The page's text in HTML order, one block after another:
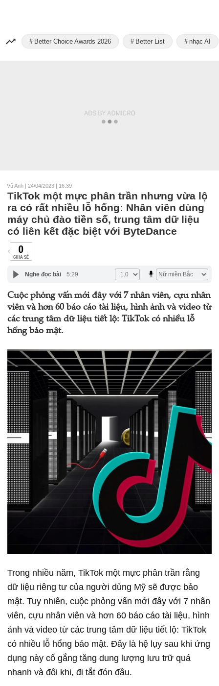
Better Choice Awards 2026 Better List nhạc AI
Vũ Anh | 24/04/2023 | 16:39
TikTok một mực phân trần nhưng vừa lộ
ra có rất nhiều lỗ hổng: Nhân viên dùng
máy chủ đào tiền số, trung tâm dữ liệu
có liên kết đặc biệt với ByteDance
0
CHIA SẺ
Nghe đọc bài 5:29
Cuộc phỏng vấn mới đây với 7 nhân viên, cựu nhân
viên và hơn 60 báo cáo tài liệu, hình ảnh và video từ
các trung tâm dữ liệu tiết lộ: TikTok có nhiều lỗ
hổng bảo mật.
Trong nhiều năm, TikTok một mực phân trần rằng
dữ liệu riêng tư của người dùng Mỹ sẽ được bảo
mật. Tuy nhiên, cuộc phỏng vấn mới đây với 7 nhân
viên, cựu nhân viên và hơn 60 báo cáo tài liệu, hình
ảnh và video từ các trung tâm dữ liệu tiết lộ: TikTok
có nhiều lỗ hổng bảo mật. Đây là hệ lụy sau khi ứng
dụng này cố gắng tăng dung lượng lưu trữ quá
nhanh và đôi khi, đi tắt đón đầu.